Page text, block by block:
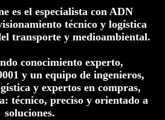
es el especialista con ADN
técnico y logística
transporte y medioambiental.
conocimiento experto,
y un equipo de ingenieros,
y expertos en compras,
técnico, preciso y orientado a
soluciones.